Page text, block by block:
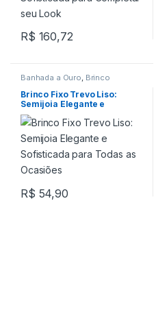
R$ 160,72
Banhada a Ouro, Brinco
Brinco Fixo Trevo Liso:
Semijoia Elegante e
Sofisticada para Todas as
Ocasiões
R$ 54,90